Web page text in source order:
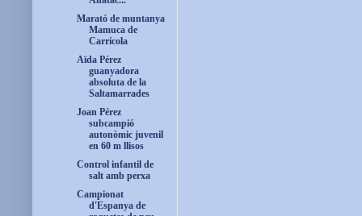
Marató de muntanya
Mamuca de
Carrícola
Aïda Pérez
guanyadora
absoluta de la
Saltamarrades
Joan Pérez
subcampió
autonòmic juvenil
en 60 m llisos
Control infantil de
salt amb perxa
Campionat
d'Espanya de